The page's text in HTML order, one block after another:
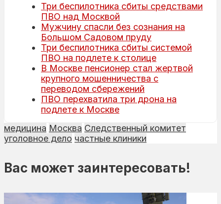
Три беспилотника сбиты средствами
ПВО над Москвой
Мужчину спасли без сознания на
Большом Садовом пруду
Три беспилотника сбиты системой
ПВО на подлете к столице
В Москве пенсионер стал жертвой
крупного мошенничества с
переводом сбережений
ПВО перехватила три дрона на
подлете к Москве
медицина Москва Следственный комитет
уголовное дело частные клиники
Вас может заинтересовать!